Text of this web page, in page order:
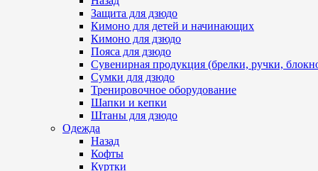
Защита для дзюдо
Кимоно для детей и начинающих
Кимоно для дзюдо
Пояса для дзюдо
Сувенирная продукция (брелки, ручки,
Сумки для дзюдо
Тренировочное оборудование
Шапки и кепки
Штаны для дзюдо
Одежда
Назад
Кофты
Куртки